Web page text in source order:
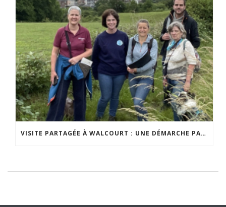
VISITE PARTAGÉE À WALCOURT : UNE DÉMARCHE PARTICIPATIVE ANIMÉE PAR ESPACE ENVIRONNEMENT